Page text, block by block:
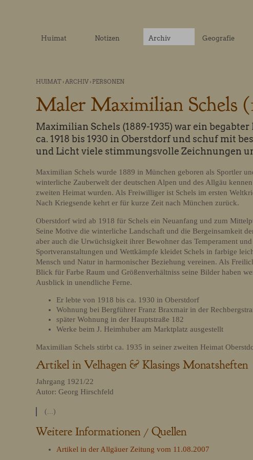
HUIMAT ›ARCHIV › PERSONEN
Maler Maximilian Schels
Maximilian Schels (1889-1935) war ein
ca. 1918 bis 1930 in Oberstdorf und schuf mit
und Licht viele stimmungsvolle Zeichnungen
Maximilian Schels wurde 1889 in München geboren als Sportler
winterliche Zauberwelt der deutschen Alpen und des Allgäu
zweiten Heimat wurden. Als Freiwilliger ist Schels im ersten
Nach Kriegsende kehrt er für kurze Zeit nach München zurück.
Oberstdorf wird ab 1918 für Schels ein Neuanfang und zum
Seine Motive die winterliche Landschaft und die Bergeinsamkeit
aber auch die Urwüchsigkeit ihrer Bewohner das Temperament
Sportveranstaltungen und Wettkämpfe kleidet Schels in farbige
Mensch und Natur in harmonischer Beziehung vereinen. Als
Blick für Farbe Raum und Größenverhältniss seine Bilder haben
Ausblick in unendliche Ferne.
Er lebte von 1918 bis ca. 1930 in Oberstdorf
Wohnung bei Bergführer Franz Braxmair in der
später Wohnung in der Hauptstraße 182
Werke beim J. Heimhuber am Marktplatz ausgestellt
Maximilian Schels stirbt ca. 1935 in seiner zweiten Heimat
Artikel in Velhagen & Klasings Monatsheften
Jahrgang 1921/22
Autor: Georg Hirschfeld
(...)
Weitere Informationen / Quellen
Artikel in der Allgäuer Zeitung vom 11.08.2007
Huimat Notizen Archiv Geografie